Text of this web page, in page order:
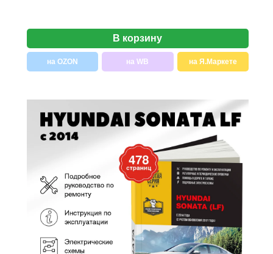
В корзину
на OZON на WB на Я.Маркете